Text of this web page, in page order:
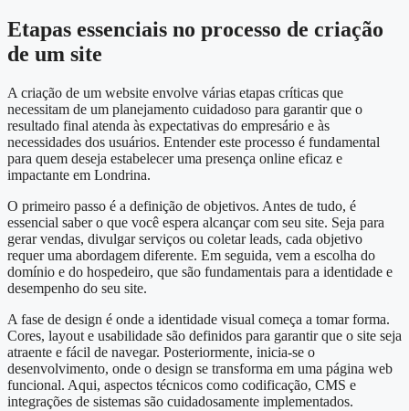
Etapas essenciais no processo de criação
de um site
A criação de um website envolve várias etapas críticas que
necessitam de um planejamento cuidadoso para garantir que o
resultado final atenda às expectativas do empresário e às
necessidades dos usuários. Entender este processo é fundamental
para quem deseja estabelecer uma presença online eficaz e
impactante em Londrina.
O primeiro passo é a definição de objetivos. Antes de tudo, é
essencial saber o que você espera alcançar com seu site. Seja para
gerar vendas, divulgar serviços ou coletar leads, cada objetivo
requer uma abordagem diferente. Em seguida, vem a escolha do
domínio e do hospedeiro, que são fundamentais para a identidade e
desempenho do seu site.
A fase de design é onde a identidade visual começa a tomar forma.
Cores, layout e usabilidade são definidos para garantir que o site seja
atraente e fácil de navegar. Posteriormente, inicia-se o
desenvolvimento, onde o design se transforma em uma página web
funcional. Aqui, aspectos técnicos como codificação, CMS e
integrações de sistemas são cuidadosamente implementados.